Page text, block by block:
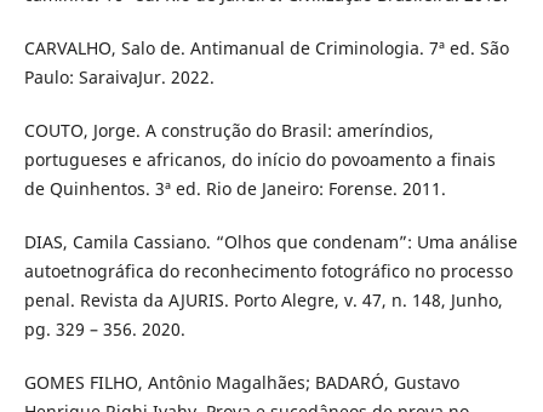
CARVALHO, Salo de. Antimanual de Criminologia. 7ª ed. São
Paulo: SaraivaJur. 2022.
COUTO, Jorge. A construção do Brasil: ameríndios,
portugueses e africanos, do início do povoamento a finais
de Quinhentos. 3ª ed. Rio de Janeiro: Forense. 2011.
DIAS, Camila Cassiano. “Olhos que condenam”: Uma análise
autoetnográfica do reconhecimento fotográfico no processo
penal. Revista da AJURIS. Porto Alegre, v. 47, n. 148, Junho,
pg. 329 – 356. 2020.
GOMES FILHO, Antônio Magalhães; BADARÓ, Gustavo